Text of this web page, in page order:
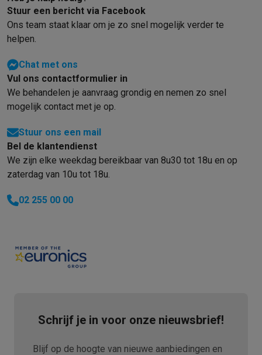
Stuur een bericht via Facebook
Ons team staat klaar om je zo snel mogelijk verder te
helpen.
Chat met ons
Vul ons contactformulier in
We behandelen je aanvraag grondig en nemen zo snel
mogelijk contact met je op.
Stuur ons een mail
Bel de klantendienst
We zijn elke weekdag bereikbaar van 8u30 tot 18u en op
zaterdag van 10u tot 18u.
02 255 00 00
Schrijf je in voor onze nieuwsbrief!
Blijf op de hoogte van nieuwe aanbiedingen en